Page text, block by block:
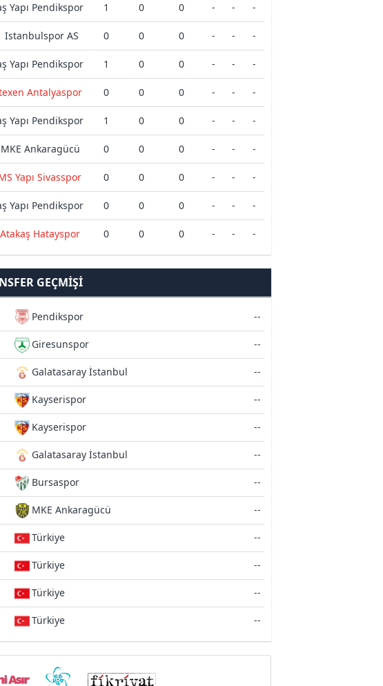
Yapı Pendikspor 1 0 0 - - -
Istanbulspor AS 0 0 0 - - -
Yapı Pendikspor 1 0 0 - - -
Antalyaspor 0 0 0 - - -
Yapı Pendikspor 1 0 0 - - -
MKE Ankaragücü 0 0 0 - - -
Yapı Sivasspor 0 0 0 - - -
Yapı Pendikspor 0 0 0 - - -
Atakaş Hatayspor 0 0 0 - - -
GEÇMIŞI
Pendikspor --
Giresunspor --
Galatasaray İstanbul --
Kayserispor --
Kayserispor --
Galatasaray İstanbul --
Bursaspor --
MKE Ankaragücü --
Türkiye --
Türkiye --
Türkiye --
Türkiye --